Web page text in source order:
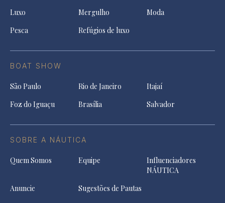
Luxo
Mergulho
Moda
Pesca
Refúgios de luxo
BOAT SHOW
São Paulo Rio de Janeiro
Itajaí
Foz do Iguaçu
Brasília Salvador
SOBRE A NÁUTICA
Quem Somos Equipe
Influenciadores
NÁUTICA
Anuncie
Sugestões de Pautas